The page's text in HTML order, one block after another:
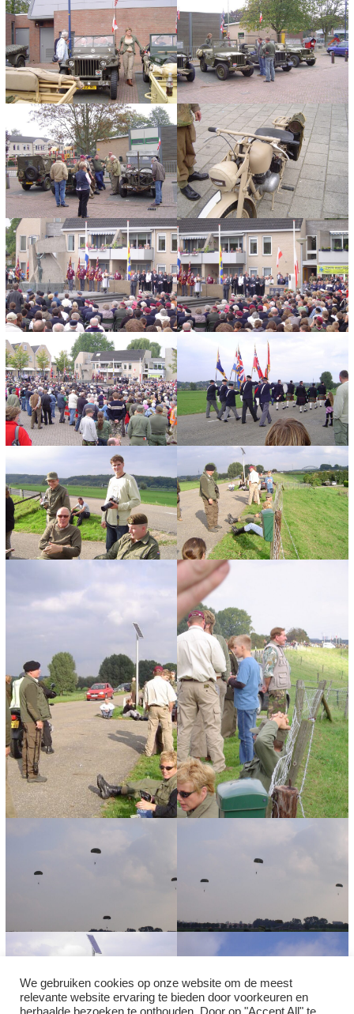
We gebruiken cookies op onze website om de meest
relevante website ervaring te bieden door voorkeuren en